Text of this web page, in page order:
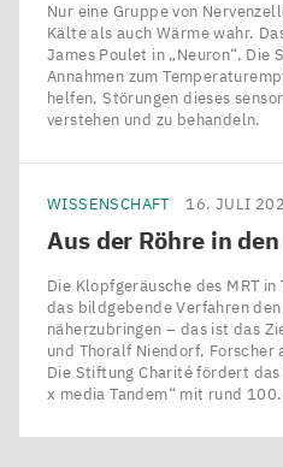
Nur eine Gruppe von
Kälte als auch Wärme wahr.
James Poulet in ​„Neuron“.
Annahmen zum
helfen, Störungen dieses
verstehen und zu behandeln.
WISSENSCHAFT 16. JULI
Aus der Röhre in
Die Klopfgeräusche des MRT
das bildgebende Verfahren
näherzubringen – das ist das
und Thoralf Niendorf, Forscher
Die Stiftung Charité fördert
x media Tandem“ mit rund